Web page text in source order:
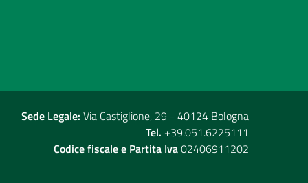
Sede Legale: Via Castiglione, 29 - 40124 Bologna
Tel. +39.051.6225111
Codice fiscale e Partita Iva02406911202